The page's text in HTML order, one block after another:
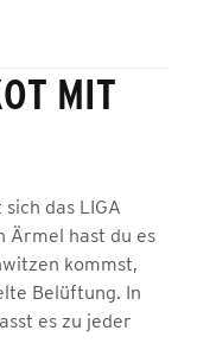
MIT
das LIGA
Ärmel hast du es
kommst,
Belüftung. In
es zu jeder